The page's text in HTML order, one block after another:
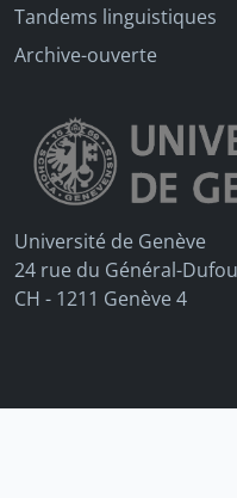
Tandems linguistiques
Archive-ouverte
Université de Genève
24 rue du Général-
CH - 1211 Genève 4